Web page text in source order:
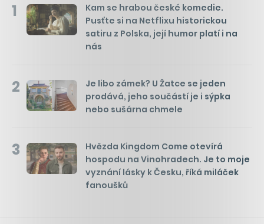
1
Kam se hrabou české komedie.
Pusťte si na Netflixu historickou
satiru z Polska, její humor platí i na
nás
2
Je libo zámek? U Žatce se jeden
prodává, jeho součástí je i sýpka
nebo sušárna chmele
3
Hvězda Kingdom Come otevírá
hospodu na Vinohradech. Je to moje
vyznání lásky k Česku, říká miláček
fanoušků